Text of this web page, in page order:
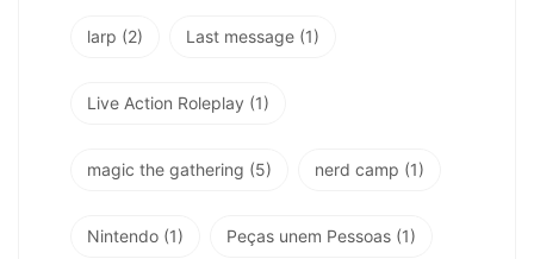
larp (2) Last message (1)
Live Action Roleplay (1)
magic the gathering (5) nerd camp (1)
Nintendo (1) Peças unem Pessoas (1)